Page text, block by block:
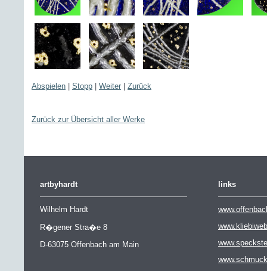
Abspielen Stopp Weiter Zurück
Zurück zur Übersicht aller Werke
artbyhardt
Wilhelm Hardt
R�gener Stra�e 8
D-63075 Offenbach am Main
links